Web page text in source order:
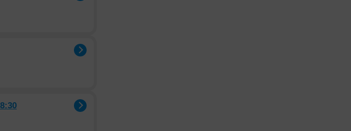
発や失望を抱く国々を取
米離反と対中傾斜の流れ
多様であり、必ずしも一
維持しつつ経済的には中